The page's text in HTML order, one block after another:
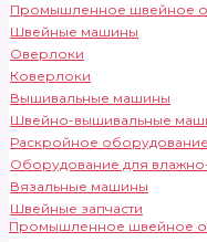
Промышленное швейное
Швейные машины
Оверлоки
Коверлоки
Вышивальные машины
Швейно-вышивальные
Раскройное оборудование
Оборудование для
Вязальные машины
Швейные запчасти
Промышленное швейное